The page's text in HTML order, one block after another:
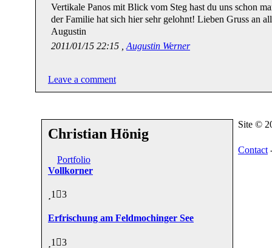
Vertikale Panos mit Blick vom Steg hast du uns schon
der Familie hat sich hier sehr gelohnt! Lieben Gruss an
Augustin
2011/01/15 22:15 , Augustin Werner
Leave a comment
Christian Hönig
Portfolio
Vollkorner
1 3
Erfrischung am Feldmochinger See
1 3
Site ©
Contact